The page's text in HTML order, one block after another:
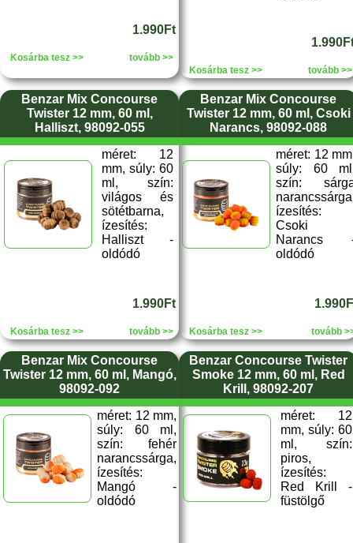
1.990Ft
Kosárba tesz >> tovább >>
Kosárba tesz >> tovább >>
Benzar Mix Concourse
Twister 12 mm, 60 ml,
Halliszt, 98092-055
méret: 12
mm, súly: 60
ml, szín:
világos és
sötétbarna,
ízesítés:
Halliszt -
oldódó
1.990Ft
Kosárba tesz >> tovább >>
Benzar Mix Concourse
Twister 12 mm, 60 ml, Csoki
Narancs, 98092-088
méret: 12
súly: 60
szín:
ízesítés:
Csoki
Narancs
oldódó
Kosárba tesz >> tovább
Benzar Mix Concourse
Twister 12 mm, 60 ml, Mangó,
98092-092
méret: 12 mm,
súly: 60 ml,
szín: fehér
narancssárga,
ízesítés:
Mangó -
oldódó
Benzar Concourse Twister
Smoke 12 mm, 60 ml, Red
Krill, 98092-207
méret: 12
mm, súly: 60
ml, szín:
piros,
ízesítés:
Red Krill -
füstölgő